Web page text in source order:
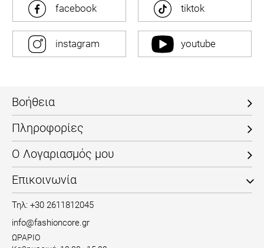
facebook tiktok
instagram youtube
Βοήθεια
Πληροφορίες
Ο Λογαριασμός μου
Επικοινωνία
Τηλ: +30 2611812045
info@fashioncore.gr
ΩΡΑΡΙΟ